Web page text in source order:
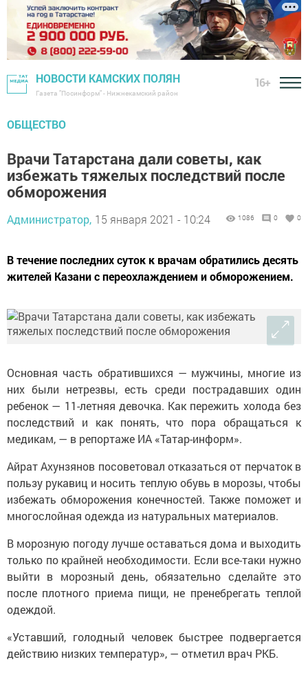
НОВОСТИ КАМСКИХ ПОЛЯН
Газета "Посинформ" - Нижнекамский район
16+
ОБЩЕСТВО
Врачи Татарстана дали советы, как
избежать тяжелых последствий после
обморожения
Администратор, 15 января 2021 - 10:24 1086 0 0
В течение последних суток к врачам обратились десять
жителей Казани с переохлаждением и обморожением.
Основная часть обратившихся — мужчины, многие из
них были нетрезвы, есть среди пострадавших один
ребенок — 11-летняя девочка. Как пережить холода без
последствий и как понять, что пора обращаться к
медикам, — в репортаже ИА «Татар-информ».
Айрат Ахунзянов посоветовал отказаться от перчаток в
пользу рукавиц и носить теплую обувь в морозы, чтобы
избежать обморожения конечностей. Также поможет и
многослойная одежда из натуральных материалов.
В морозную погоду лучше оставаться дома и выходить
только по крайней необходимости. Если все-таки нужно
выйти в морозный день, обязательно сделайте это
после плотного приема пищи, не пренебрегать теплой
одеждой.
«Уставший, голодный человек быстрее подвергается
действию низких температур», — отметил врач РКБ.